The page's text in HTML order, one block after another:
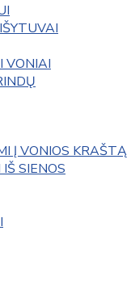
VONIAI
Į VONIOS KRAŠTĄ
SIENOS